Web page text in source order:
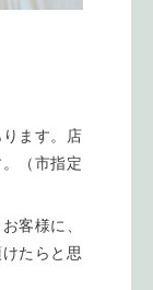
ます。店
（市指定
客様に、
たらと思